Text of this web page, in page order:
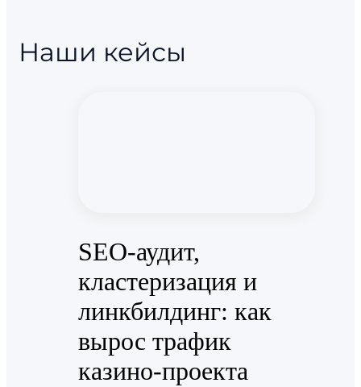
Наши кейсы
SEO-аудит,
кластеризация и
линкбилдинг: как
вырос трафик
казино-проекта